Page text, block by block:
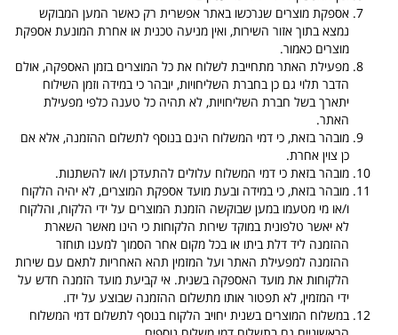
אספקת מוצרים שנרכשו באתר אפשרית רק כאשר המען המבוקש
נמצא בתוך אזור השירות, ואין מניעה טכנית או אחרת המונעת אספקת
מוצרים כאמור.
מפעילת האתר מתחייבת לשלוח את כל המוצרים בזמן האספקה, אולם
הדבר תלוי גם כן בחברת השליחויות, יובהר כי במידה וזמן השילוח
יתארך בשל חברת השליחויות, לא תהיה כל טענה כלפי מפעילת
האתר.
מובהר בזאת, כי דמי המשלוח הינם בנוסף לתשלום ההזמנה, אלא אם
כן צוין אחרת.
מובהר בזאת כי דמי המשלוח עלולים להתעדכן ו/או להשתנות.
מובהר בזאת, כי במידה ובעת מועד אספקת המוצרים, לא יהיה הלקוח
ו/או מי מטעמו במען שבוקשה הזמנת המוצרים על ידי הלקוח, והלקוח
לא יאשר טלפונית במוקד שירות הלקוחות כי הינו מאשר השארת
ההזמנה ליד דלת ביתו או בכל מקום אחר הסמוך למענו תוחזר
ההזמנה למפעילת האתר ועל המזמין תהא האחריות לתאם עם שירות
הלקוחות את מועד האספקה בשנית. אי קביעת מועד הזמנה חדש על
ידי המזמין, לא תפטור אותו מתשלום ההזמנה שבוצע על ידו.
במשלוח המוצרים בשנית יחויב הלקוח בנוסף לתשלום דמי המשלוח